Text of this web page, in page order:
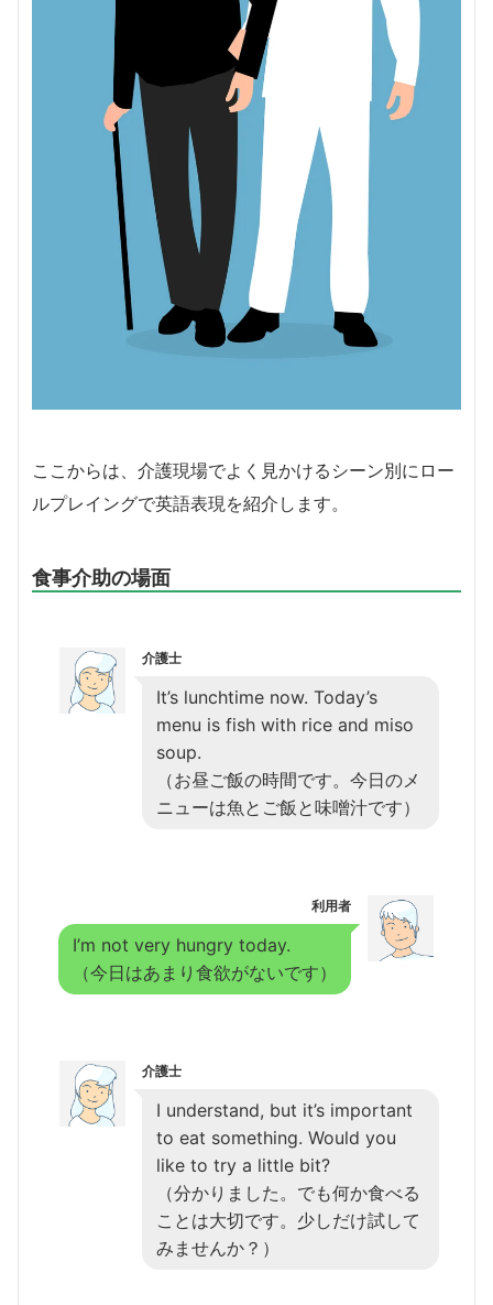
ここからは、介護現場でよく見かけるシーン別にロー
ルプレイングで英語表現を紹介します。
食事介助の場面
介護士
It’s lunchtime now. Today’s
menu is fish with rice and miso
soup.
（お昼ご飯の時間です。今日のメ
ニューは魚とご飯と味噌汁です）
利用者
I’m not very hungry today.
（今日はあまり食欲がないです）
介護士
I understand, but it’s important
to eat something. Would you
like to try a little bit?
（分かりました。でも何か食べる
ことは大切です。少しだけ試して
みませんか？）